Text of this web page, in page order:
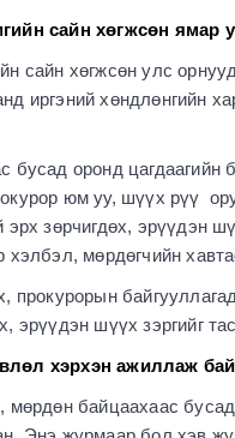
сайн хөгжсөн ямар
сайн хөгжсөн улс
иргэний хөндлөнгийн
оронд цагдаагийн
юм уу, шүүх рүү
эрх зөрчигдөх, эрүүдэн
мөрдөгчийн
прокурорын
эрүүдэн шүүх зэргийг
хэрхэн ажиллаж
мөрдөн байцаахаас